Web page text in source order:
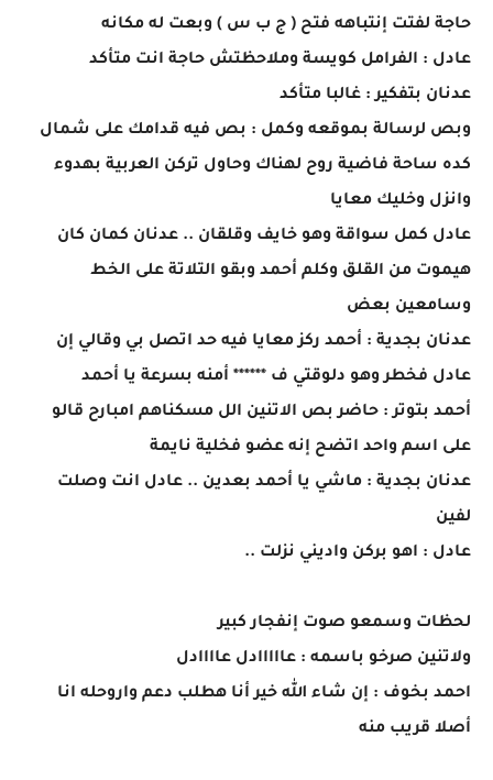
حاجة لفتت إنتباهه فتح ( ج ب س ) وبعت له مكانه
عادل : الفرامل كويسة وملاحظتش حاجة انت متأكد
عدنان بتفكير : غالبا متأكد
وبص لرسالة بموقعه وكمل : بص فيه قدامك على شمال
كده ساحة فاضية روح لهناك وحاول تركن العربية بهدوء
وانزل وخليك معايا
عادل كمل سواقة وهو خايف وقلقان .. عدنان كمان كان
هيموت من القلق وكلم أحمد وبقو التلاتة على الخط
وسامعين بعض
عدنان بجدية : أحمد ركز معايا فيه حد اتصل بي وقالي إن
عادل فخطر وهو دلوقتي ف ****** أمنه بسرعة يا أحمد
أحمد بتوتر : حاضر بص الاتنين الل مسكناهم امبارح قالو
على اسم واحد اتضح إنه عضو فخلية نايمة
عدنان بجدية : ماشي يا أحمد بعدين .. عادل انت وصلت
لفين
عادل : اهو بركن واديني نزلت ..
لحظات وسمعو صوت إنفجار كبير
ولاتنين صرخو باسمه : عااااادل عاااادل
احمد بخوف : إن شاء الله خير أنا هطلب دعم واروحله انا
أصلا قريب منه